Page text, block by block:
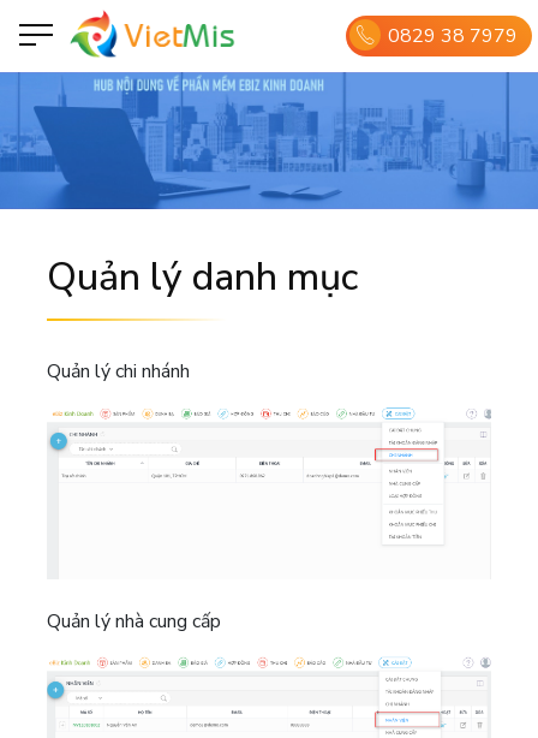
0829 38 7979
Quản lý danh mục
Quản lý chi nhánh
Quản lý nhà cung cấp